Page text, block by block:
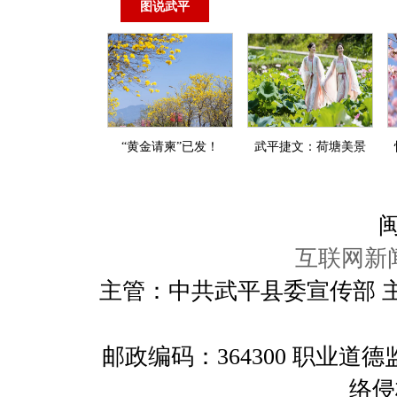
图说武平
“黄金请柬”已发！ 武平捷文：荷塘美景
互联网新
主管：中共武平县委宣传部
邮政编码：364300 职业道
络